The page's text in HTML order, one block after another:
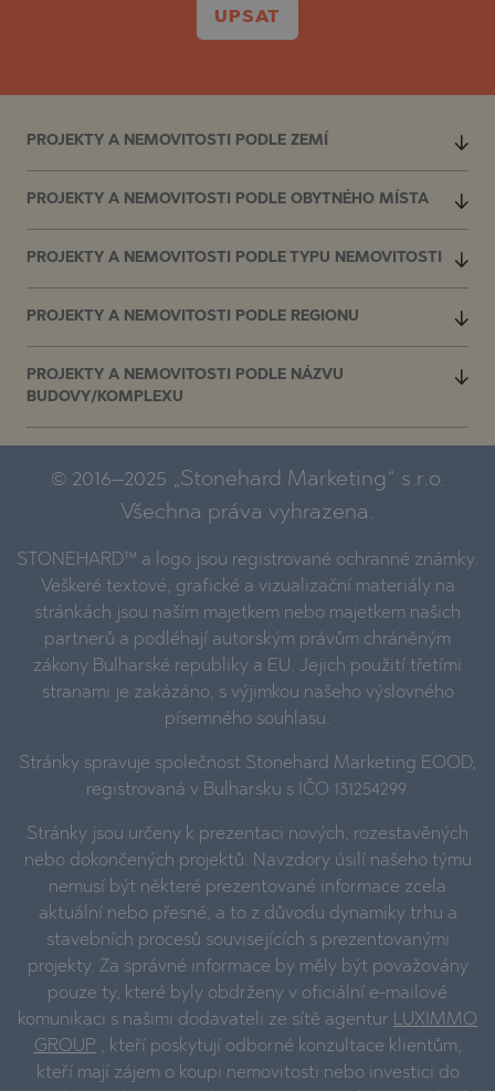
UPSAT
PROJEKTY A NEMOVITOSTI PODLE ZEMÍ
PROJEKTY A NEMOVITOSTI PODLE OBYTNÉHO MÍSTA
PROJEKTY A NEMOVITOSTI PODLE TYPU NEMOVITOSTI
PROJEKTY A NEMOVITOSTI PODLE REGIONU
PROJEKTY A NEMOVITOSTI PODLE NÁZVU
BUDOVY/KOMPLEXU
© 2016–2025 „Stonehard Marketing“ s.r.o.
Všechna práva vyhrazena.
STONEHARD™ a logo jsou registrované ochranné známky.
Veškeré textové, grafické a vizualizační materiály na
stránkách jsou naším majetkem nebo majetkem našich
partnerů a podléhají autorským právům chráněným
zákony Bulharské republiky a EU. Jejich použití třetími
stranami je zakázáno, s výjimkou našeho výslovného
písemného souhlasu.
Stránky spravuje společnost Stonehard Marketing EOOD,
registrovaná v Bulharsku s IČO 131254299.
Stránky jsou určeny k prezentaci nových, rozestavěných
nebo dokončených projektů. Navzdory úsilí našeho týmu
nemusí být některé prezentované informace zcela
aktuální nebo přesné, a to z důvodu dynamiky trhu a
stavebních procesů souvisejících s prezentovanými
projekty. Za správné informace by měly být považovány
pouze ty, které byly obdrženy v oficiální e-mailové
komunikaci s našimi dodavateli ze sítě agentur LUXIMMO
GROUP , kteří poskytují odborné konzultace klientům,
kteří mají zájem o koupi nemovitosti nebo investici do